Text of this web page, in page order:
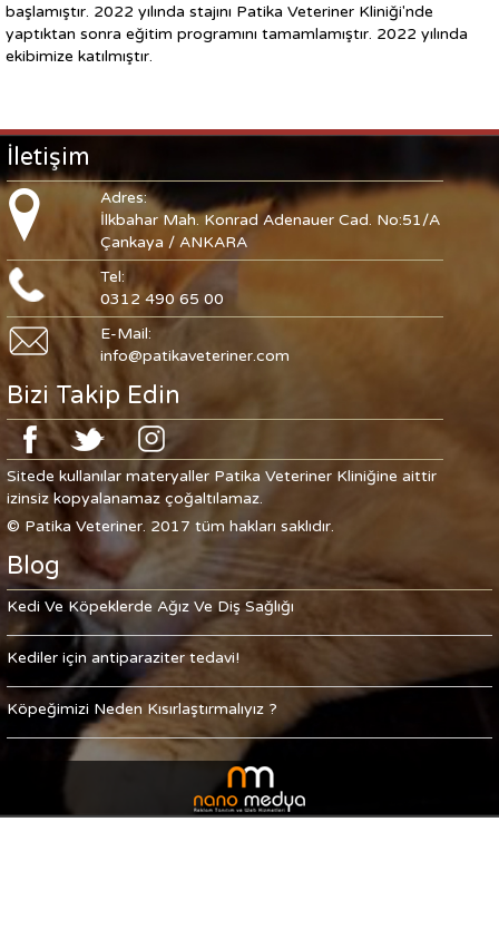
başlamıştır. 2022 yılında stajını Patika Veteriner Kliniği'nde
yaptıktan sonra eğitim programını tamamlamıştır. 2022 yılında
ekibimize katılmıştır.
İletişim
Adres:
İlkbahar Mah. Konrad Adenauer Cad. No:51/A
Çankaya / ANKARA
Tel:
0312 490 65 00
E-Mail:
info@patikaveteriner.com
Bizi Takip Edin
Sitede kullanılar materyaller Patika Veteriner Kliniğine aittir
izinsiz kopyalanamaz çoğaltılamaz.
© Patika Veteriner. 2017 tüm hakları saklıdır.
Blog
Kedi Ve Köpeklerde Ağız Ve Diş Sağlığı
Kediler için antiparaziter tedavi!
Köpeğimizi Neden Kısırlaştırmalıyız ?